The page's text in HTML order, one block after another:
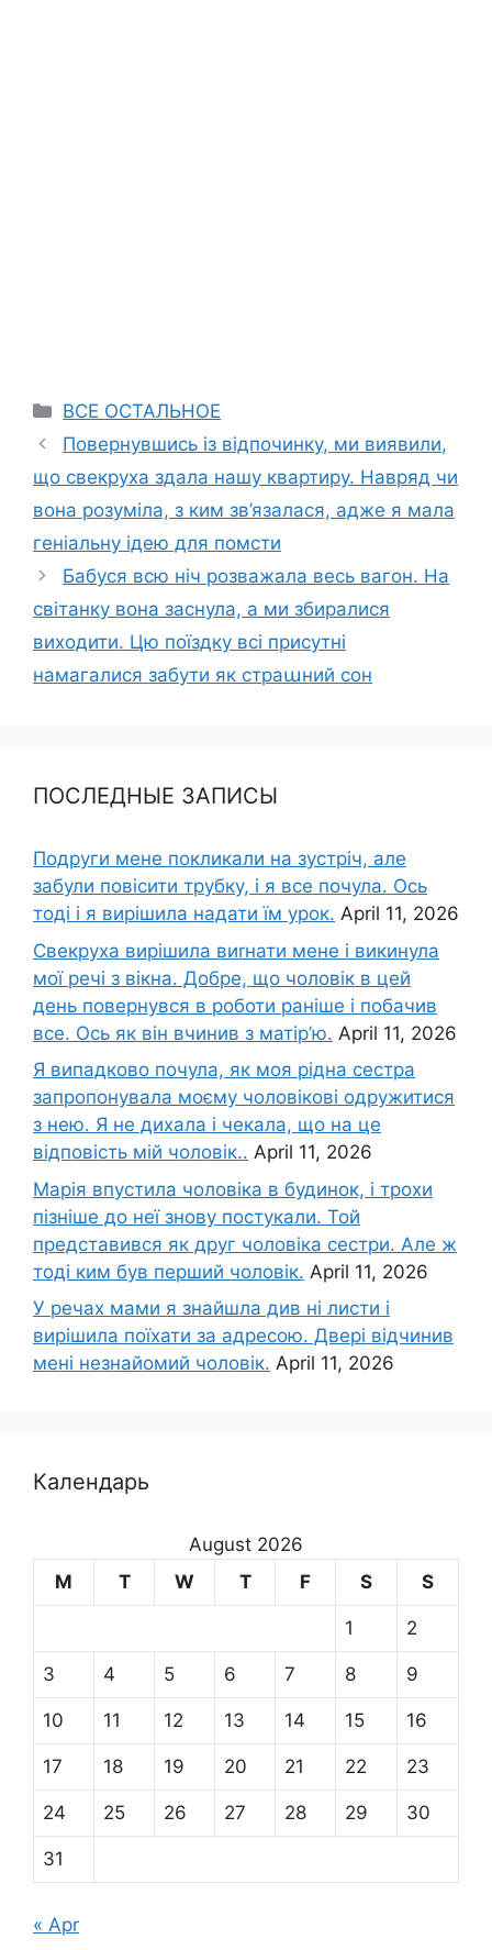
Categories
ВСЕ ОСТАЛЬНОЕ
Повернувшись із відпочинку, ми виявили,
що свекруха здала нашу квартиру. Навряд чи
вона розуміла, з ким зв’язалася, адже я мала
геніальну ідею для помсти
Бабуся всю ніч розважала весь вагон. На
світанку вона заснула, а ми збиралися
виходити. Цю поїздку всі присутні
намагалися забути як страաний сон
ПОСЛЕДНЫЕ ЗАПИСЫ
Подруги мене покликали на зустріч, але
забули повісити трубку, і я все почула. Ось
тоді і я вирішила надати їм урок. April 11, 2026
Свекруха вирішила виrнати мене і викинула
мої речі з вікна. Добре, що чоловік в цей
день повернувся в роботи раніше і побачив
все. Ось як він вчинив з матір’ю. April 11, 2026
Я випадково почула, як моя рідна сестра
запропонувала моєму чоловікові одружитися
з нею. Я не дихала і чекала, що на це
відповість мій чоловік.. April 11, 2026
Марія впустила чоловіка в будинок, і трохи
пізніше до неї знову постукали. Той
представився як друг чоловіка сестри. Але ж
тоді ким був перший чоловік. April 11, 2026
У речах мами я знайшла див ні листи і
вирішила поїхати за адресою. Двері відчинив
мені незнайомий чоловік. April 11, 2026
Календарь
August 2026
M
T W T F S S
1 2
3 4 5 6 7 8 9
10 11 12 13 14 15 16
17 18 19 20 21 22 23
24 25 26 27 28 29 30
31
« Apr